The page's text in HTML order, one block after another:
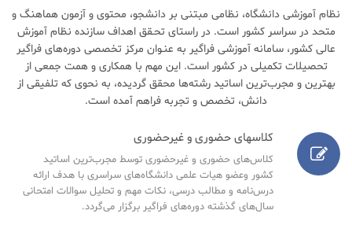
نظام آموزشی دانشگاه، نظامی مبتنی بر دانشجو، محتوی و آزمون هماهنگ و
متحد در سراسر کشور است. در راستای تحـقق اهداف سازنده نظام آموزش
عالی کشور، سامانه آموزشی فراگیر به عنـوان مرکز تخصصی دوره‌های فراگیر
تحصیلات تکمیلی در کشور است. این مهم با همکاری و همت جمعی از
بهترین و مجرب‌ترین اساتید رشته‌ها محقق گردیده، به نحوی که تلفیقی از
دانش، تخصص و تجربه فراهم آمده است.
کلاسهای حضوری و غیرحضوری
کلاس‌های حضوری و غیرحضوری توسط مجرب‌ترین اساتید
کشور وعضو هیات علمی دانشگاه‌های سراسری با هدف ارائه
درس‌نامه‌ و مطالب درسی، نکات مهم و تحلیل سوالات امتحانی
سال‌های گذشته دوره‌های فراگیر برگزار می‌گردد.